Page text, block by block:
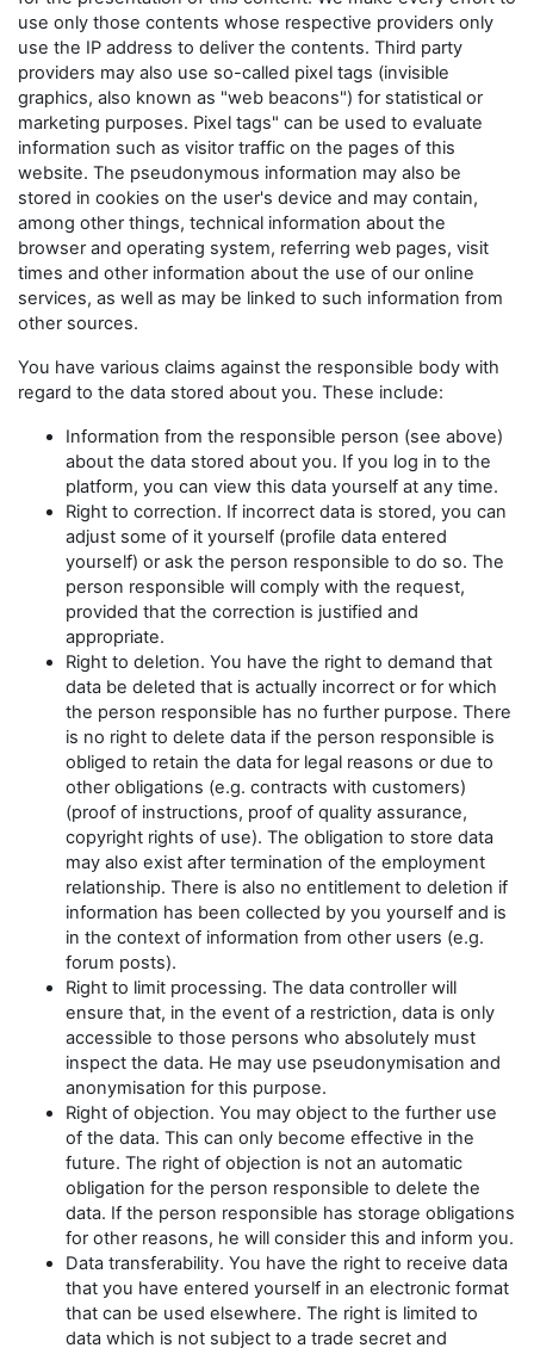
use only those contents whose respective providers only
use the IP address to deliver the contents. Third party
providers may also use so-called pixel tags (invisible
graphics, also known as "web beacons") for statistical or
marketing purposes. Pixel tags" can be used to evaluate
information such as visitor traffic on the pages of this
website. The pseudonymous information may also be
stored in cookies on the user's device and may contain,
among other things, technical information about the
browser and operating system, referring web pages, visit
times and other information about the use of our online
services, as well as may be linked to such information from
other sources.
You have various claims against the responsible body with
regard to the data stored about you. These include:
Information from the responsible person (see above)
about the data stored about you. If you log in to the
platform, you can view this data yourself at any time.
Right to correction. If incorrect data is stored, you can
adjust some of it yourself (profile data entered
yourself) or ask the person responsible to do so. The
person responsible will comply with the request,
provided that the correction is justified and
appropriate.
Right to deletion. You have the right to demand that
data be deleted that is actually incorrect or for which
the person responsible has no further purpose. There
is no right to delete data if the person responsible is
obliged to retain the data for legal reasons or due to
other obligations (e.g. contracts with customers)
(proof of instructions, proof of quality assurance,
copyright rights of use). The obligation to store data
may also exist after termination of the employment
relationship. There is also no entitlement to deletion if
information has been collected by you yourself and is
in the context of information from other users (e.g.
forum posts).
Right to limit processing. The data controller will
ensure that, in the event of a restriction, data is only
accessible to those persons who absolutely must
inspect the data. He may use pseudonymisation and
anonymisation for this purpose.
Right of objection. You may object to the further use
of the data. This can only become effective in the
future. The right of objection is not an automatic
obligation for the person responsible to delete the
data. If the person responsible has storage obligations
for other reasons, he will consider this and inform you.
Data transferability. You have the right to receive data
that you have entered yourself in an electronic format
that can be used elsewhere. The right is limited to
data which is not subject to a trade secret and